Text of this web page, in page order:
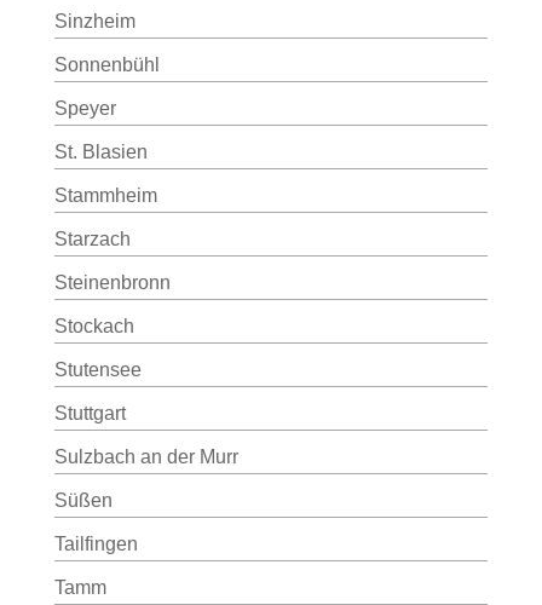
Sinzheim
Sonnenbühl
Speyer
St. Blasien
Stammheim
Starzach
Steinenbronn
Stockach
Stutensee
Stuttgart
Sulzbach an der Murr
Süßen
Tailfingen
Tamm